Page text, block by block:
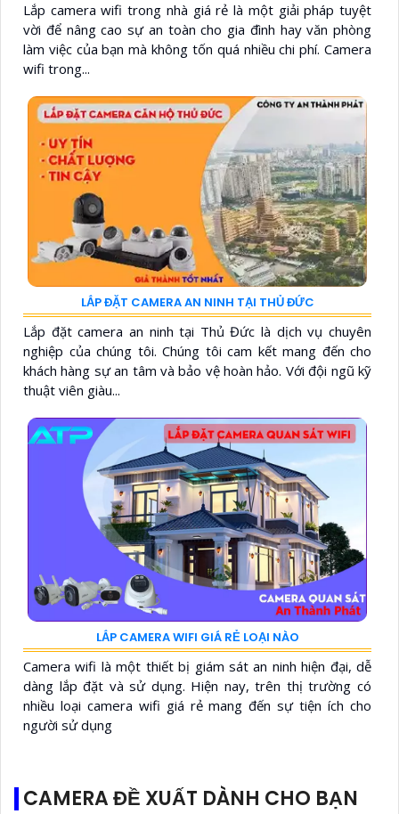
Lắp camera wifi trong nhà giá rẻ là một giải pháp tuyệt
vời để nâng cao sự an toàn cho gia đình hay văn phòng
làm việc của bạn mà không tốn quá nhiều chi phí. Camera
wifi trong...
LẮP ĐẶT CAMERA AN NINH TẠI THỦ ĐỨC
Lắp đặt camera an ninh tại Thủ Đức là dịch vụ chuyên
nghiệp của chúng tôi. Chúng tôi cam kết mang đến cho
khách hàng sự an tâm và bảo vệ hoàn hảo. Với đội ngũ kỹ
thuật viên giàu...
LẮP CAMERA WIFI GIÁ RẺ LOẠI NÀO
Camera wifi là một thiết bị giám sát an ninh hiện đại, dễ
dàng lắp đặt và sử dụng. Hiện nay, trên thị trường có
nhiều loại camera wifi giá rẻ mang đến sự tiện ích cho
người sử dụng
CAMERA ĐỀ XUẤT DÀNH CHO BẠN